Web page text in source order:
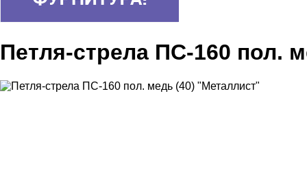
Петля-стрела ПС-160 пол.